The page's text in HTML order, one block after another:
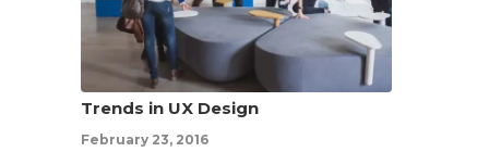
Trends in UX Design
February 23, 2016